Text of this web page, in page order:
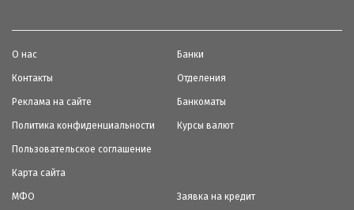
О нас
Контакты
Реклама на сайте
Политика конфиденциальности
Пользовательское соглашение
Карта сайта
Банки
Отделения
Банкоматы
Курсы валют
МФО Заявка на кредит